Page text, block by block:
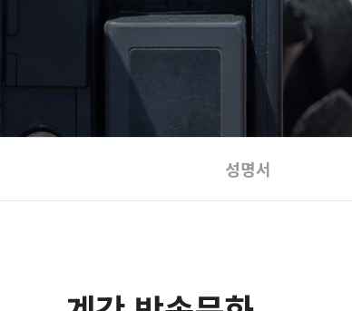
성명서